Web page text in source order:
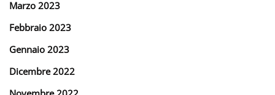
Marzo 2023
Febbraio 2023
Gennaio 2023
Dicembre 2022